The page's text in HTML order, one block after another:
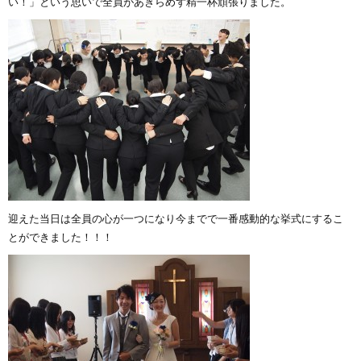
迎えた当日は全員の心が一つになり今までで一番感動的な挙式にするこ
とができました！！！